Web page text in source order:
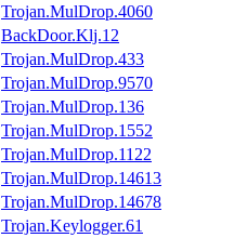
Trojan.MulDrop.4060
BackDoor.Klj.12
Trojan.MulDrop.433
Trojan.MulDrop.9570
Trojan.MulDrop.136
Trojan.MulDrop.1552
Trojan.MulDrop.1122
Trojan.MulDrop.14613
Trojan.MulDrop.14678
Trojan.Keylogger.61